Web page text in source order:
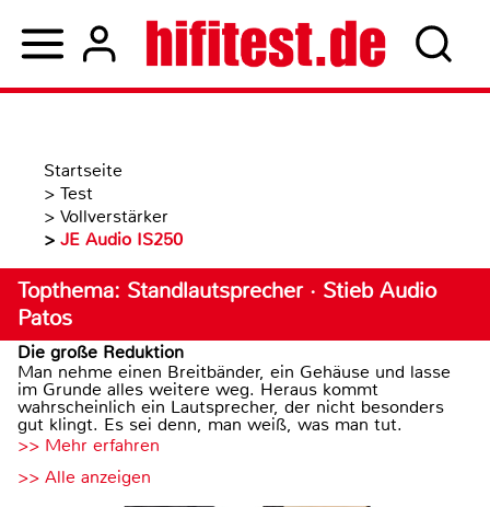
Startseite
> Test
> Vollverstärker
> JE Audio IS250
Topthema: Standlautsprecher · Stieb Audio
Patos
Die große Reduktion
Man nehme einen Breitbänder, ein Gehäuse und lasse
im Grunde alles weitere weg. Heraus kommt
wahrscheinlich ein Lautsprecher, der nicht besonders
gut klingt. Es sei denn, man weiß, was man tut.
>> Mehr erfahren
>> Alle anzeigen